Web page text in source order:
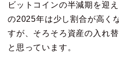
ビットコインの半減期を迎
の2025年は少し割合が高く
すが、そろそろ資産の入れ
と思っています。